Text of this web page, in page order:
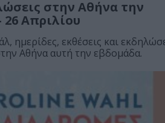
στην Αθήνα την
Απριλίου
ημερίδες, εκθέσεις και
Αθήνα αυτή την εβδομάδα.